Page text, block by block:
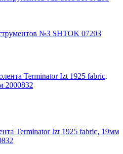
№3 SHTOK 07203
Terminator Izt 1925 fabric, 19мм